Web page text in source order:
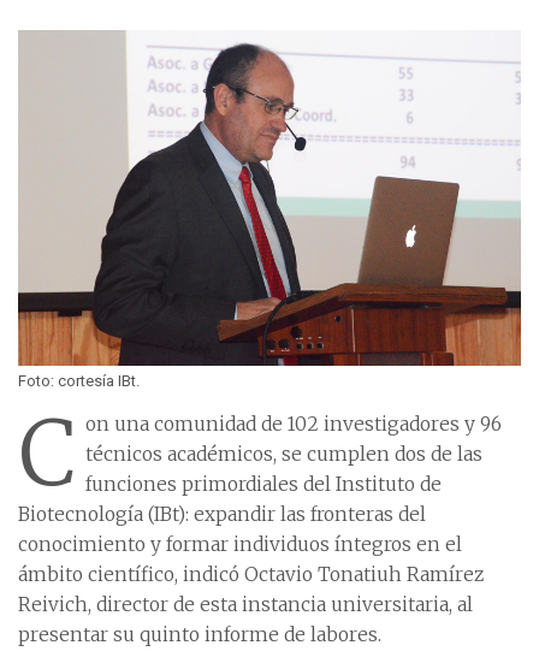
Foto: cortesía IBt.
C on una comunidad de 102 investigadores y 96
técnicos académicos, se cumplen dos de las
funciones primordiales del Instituto de
Biotecnología (IBt): expandir las fronteras del
conocimiento y formar individuos íntegros en el
ámbito científico, indicó Octavio Tonatiuh Ramírez
Reivich, director de esta instancia universitaria, al
presentar su quinto informe de labores.